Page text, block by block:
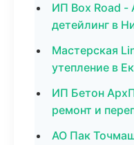
ИП Box Road -
детейлинг в
Мастерская
утепление в
ИП Бетон
ремонт и
АО Пак